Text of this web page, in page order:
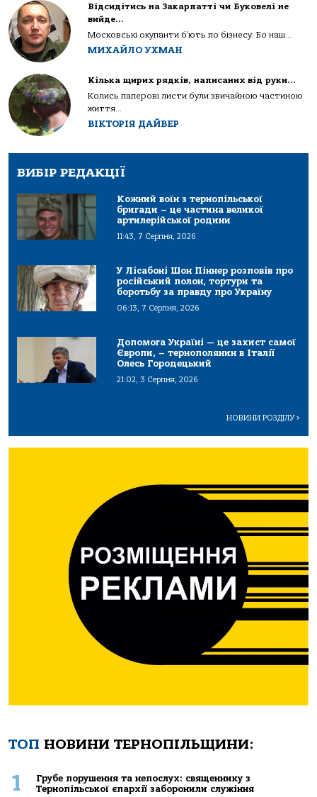
Відсидітись на Закарпатті чи Буковелі не
вийде…
Московські окупанти б’ють по бізнесу. Бо наш...
МИХАЙЛО УХМАН
Кілька щирих рядків, написаних від руки…
Колись паперові листи були звичайною частиною
життя...
ВІКТОРІЯ ДАЙВЕР
ВИБІР РЕДАКЦІЇ
Кожний воїн з тернопільської
бригади – це частина великої
артилерійської родини
11:43, 7 Серпня, 2026
У Лісабоні Шон Піннер розповів про
російський полон, тортури та
боротьбу за правду про Україну
06:13, 7 Серпня, 2026
Допомога Україні — це захист самої
Європи, – тернополянин в Італії
Олесь Городецький
21:02, 3 Серпня, 2026
НОВИНИ РОЗДІЛУ>
ТОП НОВИНИ ТЕРНОПІЛЬЩИНИ:
1
Грубе порушення та непослух: священнику з
Тернопільської єпархії заборонили служіння